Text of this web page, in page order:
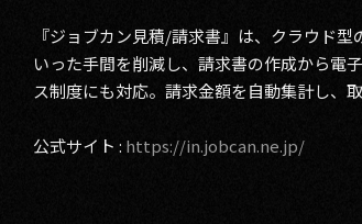
『ジョブカン見積/請求書』は、クラウド
いった手間を削減し、請求書の作成から電
ス制度にも対応。請求金額を自動集計し、
公式サイト : https://in.jobcan.ne.jp/